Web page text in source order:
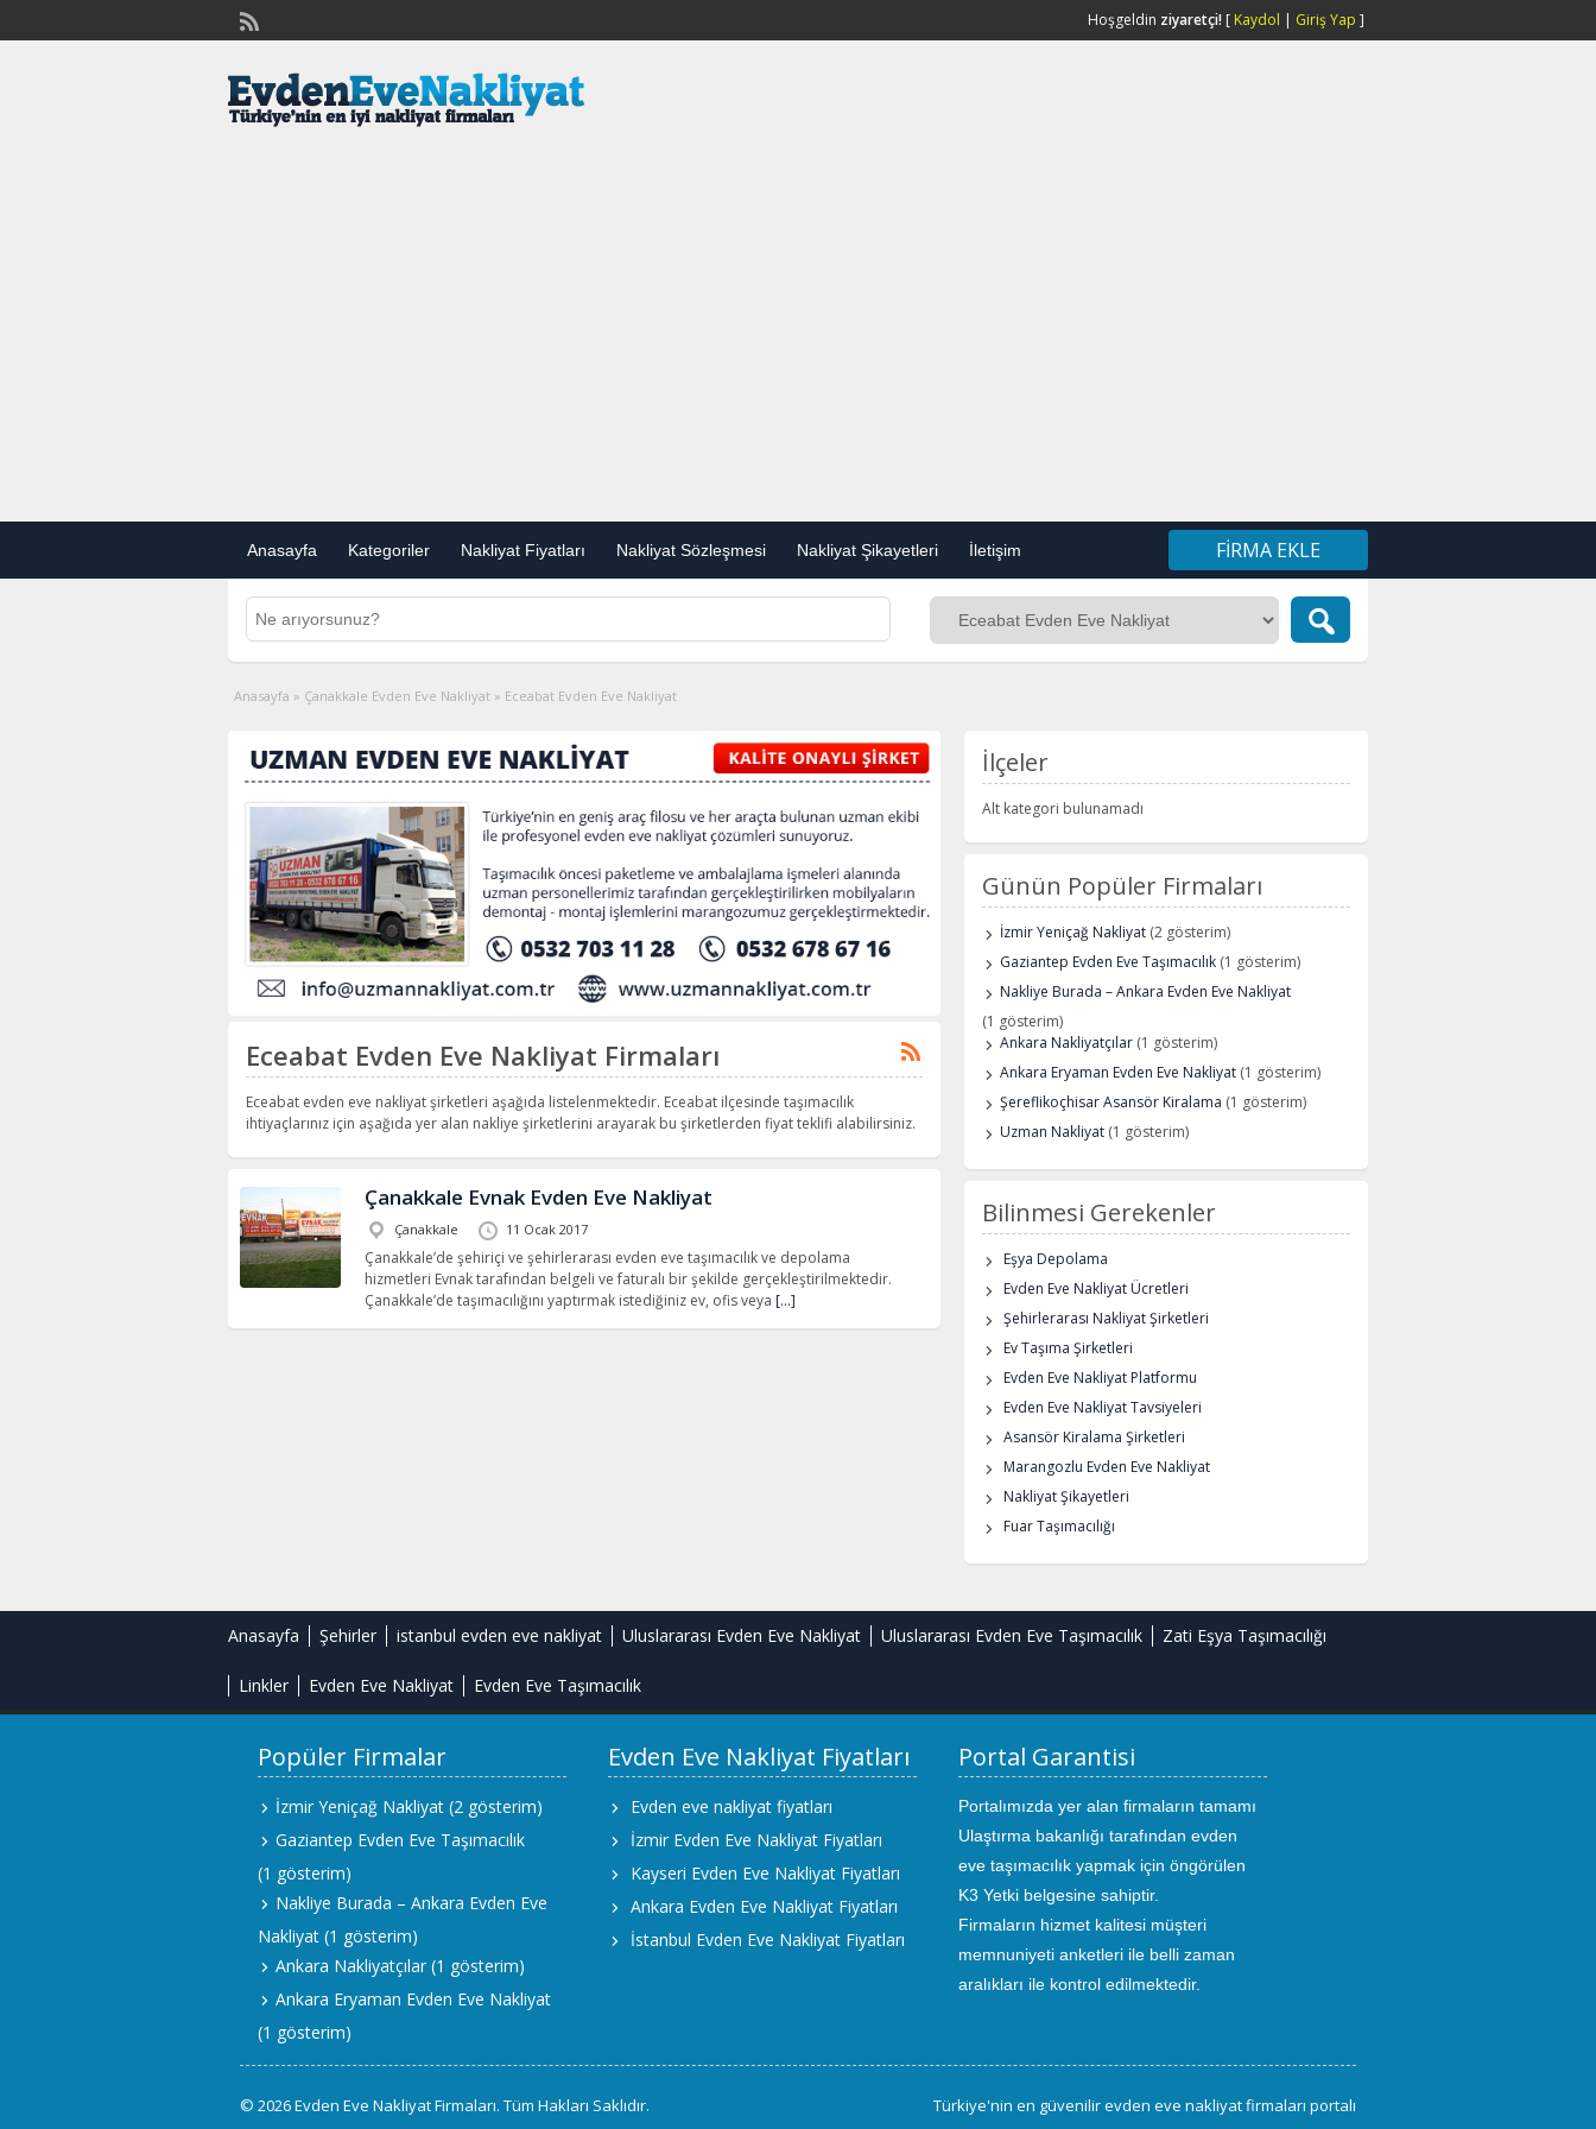
Hoşgeldin ziyaretçi! [ Kaydol | Giriş Yap ]
Anasayfa Kategoriler Nakliyat Fiyatları Nakliyat Sözleşmesi Nakliyat Şikayetleri İletişim FIRMA EKLE
Anasayfa » Çanakkale Evden Eve Nakliyat » Eceabat Evden Eve Nakliyat
Eceabat Evden Eve Nakliyat Firmaları
Eceabat evden eve nakliyat şirketleri aşağıda listelenmektedir. Eceabat ilçesinde taşımacılık
ihtiyaçlarınız için aşağıda yer alan nakliye şirketlerini arayarak bu şirketlerden fiyat teklifi alabilirsiniz.
Çanakkale Evnak Evden Eve Nakliyat
Çanakkale 11 Ocak 2017
Çanakkale’de şehiriçi ve şehirlerarası evden eve taşımacılık ve depolama
hizmetleri Evnak tarafından belgeli ve faturalı bir şekilde gerçekleştirilmektedir.
Çanakkale’de taşımacılığını yaptırmak istediğiniz ev, ofis veya […]
İlçeler
Alt kategori bulunamadı
Günün Popüler Firmaları
İzmir Yeniçağ Nakliyat (2 gösterim)
Gaziantep Evden Eve Taşımacılık (1 gösterim)
Nakliye Burada – Ankara Evden Eve Nakliyat
(1 gösterim)
Ankara Nakliyatçılar (1 gösterim)
Ankara Eryaman Evden Eve Nakliyat (1 gösterim)
Şereflikoçhisar Asansör Kiralama (1 gösterim)
Uzman Nakliyat (1 gösterim)
Bilinmesi Gerekenler
Eşya Depolama
Evden Eve Nakliyat Ücretleri
Şehirlerarası Nakliyat Şirketleri
Ev Taşıma Şirketleri
Evden Eve Nakliyat Platformu
Evden Eve Nakliyat Tavsiyeleri
Asansör Kiralama Şirketleri
Marangozlu Evden Eve Nakliyat
Nakliyat Şikayetleri
Fuar Taşımacılığı
Anasayfa Şehirler istanbul evden eve nakliyat Uluslararası Evden Eve Nakliyat Uluslararası Evden Eve Taşımacılık Zati Eşya Taşımacılığı
Linkler Evden Eve Nakliyat Evden Eve Taşımacılık
Popüler Firmalar
İzmir Yeniçağ Nakliyat (2 gösterim)
Gaziantep Evden Eve Taşımacılık
(1 gösterim)
Nakliye Burada – Ankara Evden Eve
Nakliyat (1 gösterim)
Ankara Nakliyatçılar (1 gösterim)
Ankara Eryaman Evden Eve Nakliyat
(1 gösterim)
Evden Eve Nakliyat Fiyatları
Evden eve nakliyat fiyatları
İzmir Evden Eve Nakliyat Fiyatları
Kayseri Evden Eve Nakliyat Fiyatları
Ankara Evden Eve Nakliyat Fiyatları
İstanbul Evden Eve Nakliyat Fiyatları
Portal Garantisi
Portalımızda yer alan firmaların tamamı
Ulaştırma bakanlığı tarafından evden
eve taşımacılık yapmak için öngörülen
K3 Yetki belgesine sahiptir.
Firmaların hizmet kalitesi müşteri
memnuniyeti anketleri ile belli zaman
aralıkları ile kontrol edilmektedir.
© 2026 Evden Eve Nakliyat Firmaları. Tüm Hakları Saklıdır. Türkiye'nin en güvenilir evden eve nakliyat firmaları portalı